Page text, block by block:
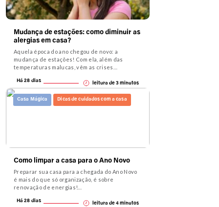
Mudança de estações: como diminuir as
alergias em casa?
Aquela época do ano chegou de novo: a
mudança de estações! Com ela, além das
temperaturas malucas, vêm as crises…
Há 28 dias leitura de 3 minutos
Casa Mágica Dicas de cuidados com a casa
Como limpar a casa para o Ano Novo
Preparar sua casa para a chegada do Ano Novo
é mais do que só organização, é sobre
renovação de energias!…
Há 28 dias leitura de 4 minutos